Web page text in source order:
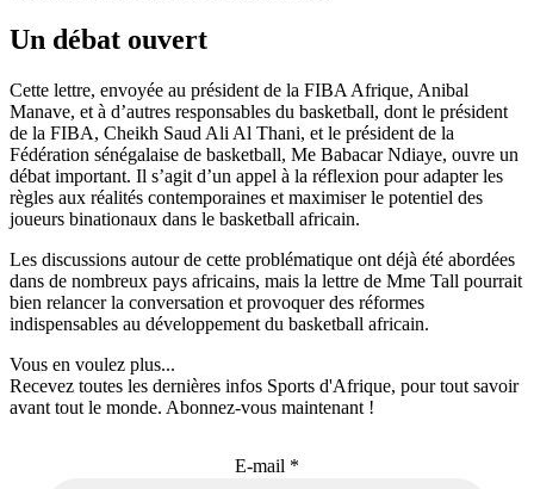
Un débat ouvert
Cette lettre, envoyée au président de la FIBA Afrique, Anibal
Manave, et à d’autres responsables du basketball, dont le président
de la FIBA, Cheikh Saud Ali Al Thani, et le président de la
Fédération sénégalaise de basketball, Me Babacar Ndiaye, ouvre un
débat important. Il s’agit d’un appel à la réflexion pour adapter les
règles aux réalités contemporaines et maximiser le potentiel des
joueurs binationaux dans le basketball africain.
Les discussions autour de cette problématique ont déjà été abordées
dans de nombreux pays africains, mais la lettre de Mme Tall pourrait
bien relancer la conversation et provoquer des réformes
indispensables au développement du basketball africain.
Vous en voulez plus...
Recevez toutes les dernières infos Sports d'Afrique, pour tout savoir
avant tout le monde. Abonnez-vous maintenant !
E-mail *